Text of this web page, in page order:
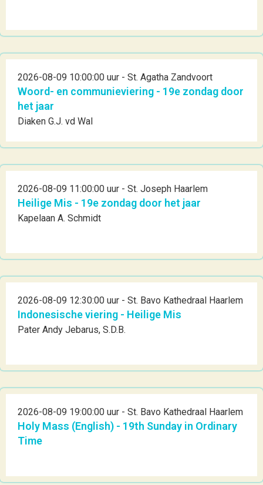
2026-08-09 10:00:00 uur - St. Agatha Zandvoort
Woord- en communieviering - 19e zondag door
het jaar
Diaken G.J. vd Wal
2026-08-09 11:00:00 uur - St. Joseph Haarlem
Heilige Mis - 19e zondag door het jaar
Kapelaan A. Schmidt
2026-08-09 12:30:00 uur - St. Bavo Kathedraal Haarlem
Indonesische viering - Heilige Mis
Pater Andy Jebarus, S.D.B.
2026-08-09 19:00:00 uur - St. Bavo Kathedraal Haarlem
Holy Mass (English) - 19th Sunday in Ordinary
Time